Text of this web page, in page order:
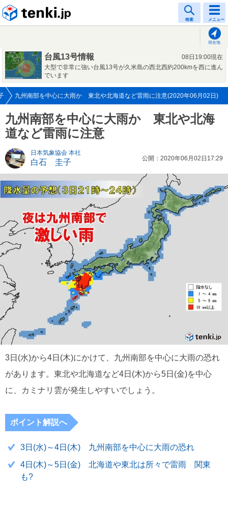
検索 メニュー
現在地
台風13号情報
08日19:00現在
大型で非常に強い台風13号が久米島の西北西約200kmを西に進ん
でいます
九州南部を中心に大雨か 東北や北海道など雷雨に注意(2020年06月02日)
九州南部を中心に大雨か 東北や北海
道など雷雨に注意
日本気象協会 本社
白石 圭子 公開：2020年06月02日17:29
3日(水)から4日(木)にかけて、九州南部を中心に大雨の恐れ
があります。東北や北海道など4日(木)から5日(金)を中心
に、カミナリ雲が発生しやすいでしょう。
ポイント解説へ
3日(水)～4日(木) 九州南部を中心に大雨の恐れ
4日(木)～5日(金) 北海道や東北は所々で雷雨 関東
も?